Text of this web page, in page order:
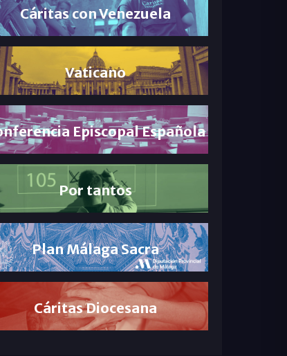
Cáritas con Venezuela
Vaticano
Episcopal Española
Por tantos
Plan Málaga Sacra
Cáritas Diocesana